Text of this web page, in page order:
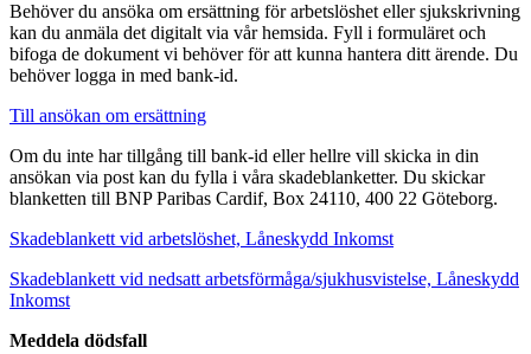
Behöver du ansöka om ersättning för arbetslöshet eller sjukskrivning
kan du anmäla det digitalt via vår hemsida. Fyll i formuläret och
bifoga de dokument vi behöver för att kunna hantera ditt ärende. Du
behöver logga in med bank-id.
Till ansökan om ersättning
Om du inte har tillgång till bank-id eller hellre vill skicka in din
ansökan via post kan du fylla i våra skadeblanketter. Du skickar
blanketten till BNP Paribas Cardif, Box 24110, 400 22 Göteborg.
Skadeblankett vid arbetslöshet, Låneskydd Inkomst
Skadeblankett vid nedsatt arbetsförmåga/sjukhusvistelse, Låneskydd
Inkomst
Meddela dödsfall